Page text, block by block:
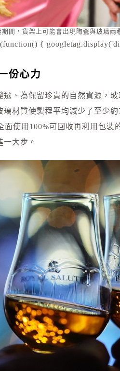
間，貨架上可能會出現陶瓷與玻璃兩
{
份心力
遷、為保留珍貴的自然資源，
璃材質使製程平均減少了至少
面使用100%可回收再利用包
一大步。